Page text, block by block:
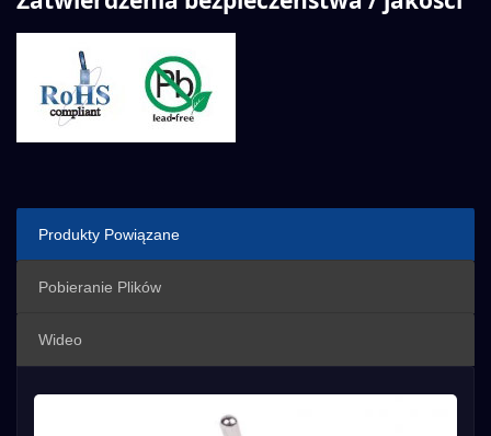
Produkty Powiązane
Pobieranie Plików
Wideo